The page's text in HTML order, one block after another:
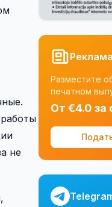
не
Разместите
печатном
От €4.0 за